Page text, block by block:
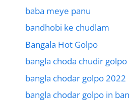
baba meye panu
bandhobi ke chudlam
Bangala Hot Golpo
bangla choda chudir golpo
bangla chodar golpo 2022
bangla chodar golpo in